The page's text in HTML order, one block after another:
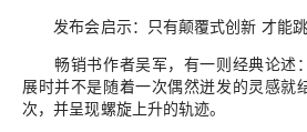
发布会启示：只有颠覆式创新 才能
畅销书作者吴军，有一则经典论述
展时并不是随着一次偶然迸发的灵感就
次，并呈现螺旋上升的轨迹。